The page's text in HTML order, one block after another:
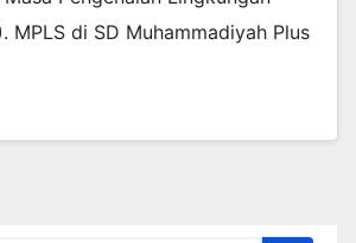
MPLS di SD Muhammadiyah Plus